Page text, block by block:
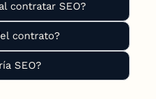
contratar SEO?
contrato?
SEO?